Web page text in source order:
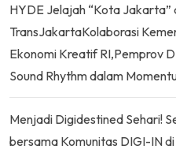
HYDE Jelajah “Kota Jakarta”
TransJakartaKolaborasi
Ekonomi Kreatif RI,Pemprov
Sound Rhythm dalam
Menjadi Digidestined Sehari!
bersama Komunitas DIGI-IN